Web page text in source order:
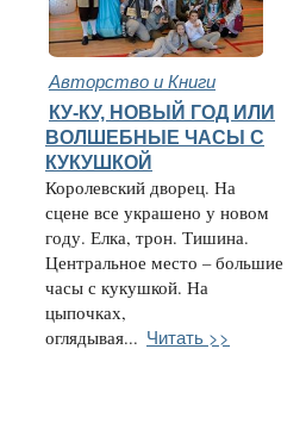
Авторство и Книги
КУ-КУ, НОВЫЙ ГОД ИЛИ
ВОЛШЕБНЫЕ ЧАСЫ С
КУКУШКОЙ
Королевский дворец. На
сцене все украшено у новом
году. Елка, трон. Тишина.
Центральное место – большие
часы с кукушкой. На
цыпочках,
оглядывая... Читать >>